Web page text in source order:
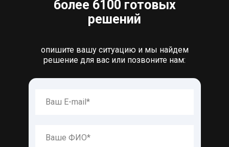
более 6100 готовых
решений
опишите вашу ситуацию и мы найдем
решение для вас или позвоните нам: